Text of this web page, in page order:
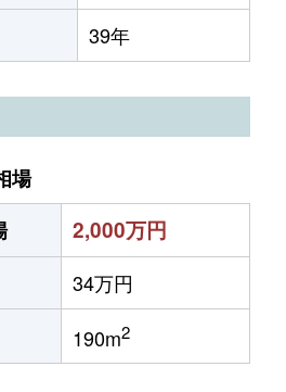
39年
場
2,000万円
34万円
190m2